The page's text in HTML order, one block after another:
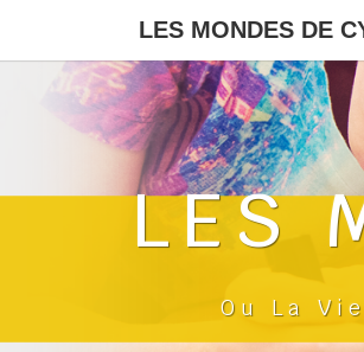
LES MONDES DE
LES
Ou La